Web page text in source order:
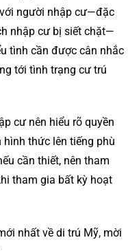
người nhập cư—đặc
nhập cư bị siết chặt—
tình cần được cân nhắc
tới tình trạng cư trú
cư nên hiểu rõ quyền
hình thức lên tiếng phù
cần thiết, nên tham
tham gia bất kỳ hoạt
nhất về di trú Mỹ, mời